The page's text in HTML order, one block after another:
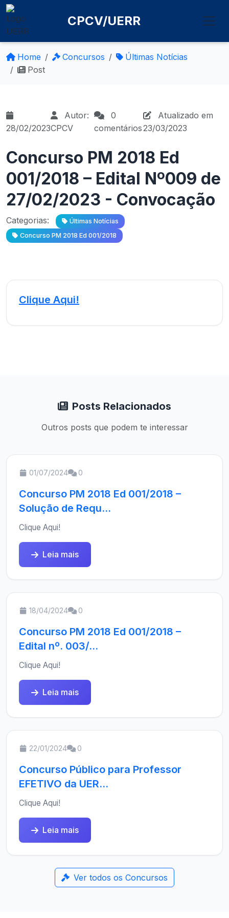
CPCV/UERR
Home Concursos
Últimas Notícias
Post
28/02/2023
Autor:
CPCV
0
comentários
Atualizado em
23/03/2023
Concurso PM 2018 Ed
001/2018 – Edital Nº009 de
27/02/2023 - Convocação
Categorias:
Últimas Notícias
Concurso PM 2018 Ed 001/2018
Clique Aqui!
Posts Relacionados
Outros posts que podem te interessar
01/07/2024 0
Concurso PM 2018 Ed 001/2018 –
Solução de Requ...
Clique Aqui!
Leia mais
18/04/2024 0
Concurso PM 2018 Ed 001/2018 –
Edital nº. 003/...
Clique Aqui!
Leia mais
22/01/2024 0
Concurso Público para Professor
EFETIVO da UER...
Clique Aqui!
Leia mais
Ver todos os Concursos